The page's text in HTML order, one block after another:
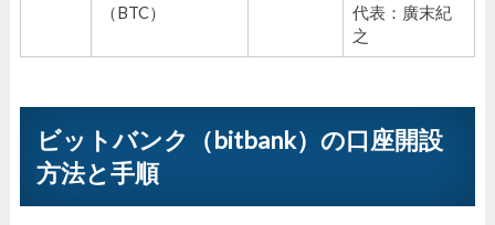
（BTC）
代表：廣末紀
之
ビットバンク（bitbank）の口座開設
方法と手順